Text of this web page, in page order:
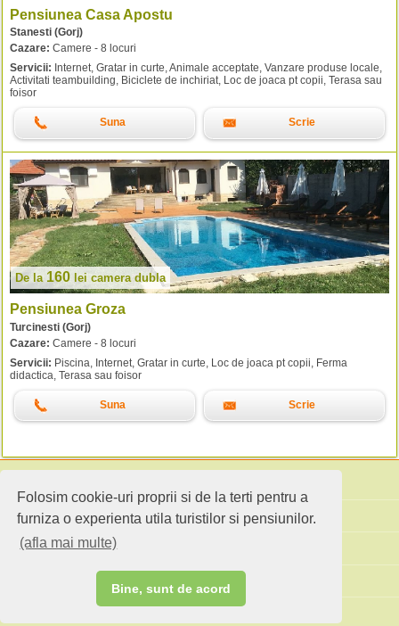
Folosim cookie-uri proprii si de la terti pentru a
furniza o experienta utila turistilor si pensiunilor.
(afla mai multe)
Bine, sunt de acord
Pensiunea Casa Apostu
Stanesti (Gorj)
Cazare: Camere - 8 locuri
Servicii: Internet, Gratar in curte, Animale acceptate, Vanzare produse locale,
Activitati teambuilding, Biciclete de inchiriat, Loc de joaca pt copii, Terasa sau
foisor
Suna Scrie
De la 160 lei camera dubla
Pensiunea Groza
Turcinesti (Gorj)
Cazare: Camere - 8 locuri
Servicii: Piscina, Internet, Gratar in curte, Loc de joaca pt copii, Ferma
didactica, Terasa sau foisor
Suna Scrie
Cauta pensiuni